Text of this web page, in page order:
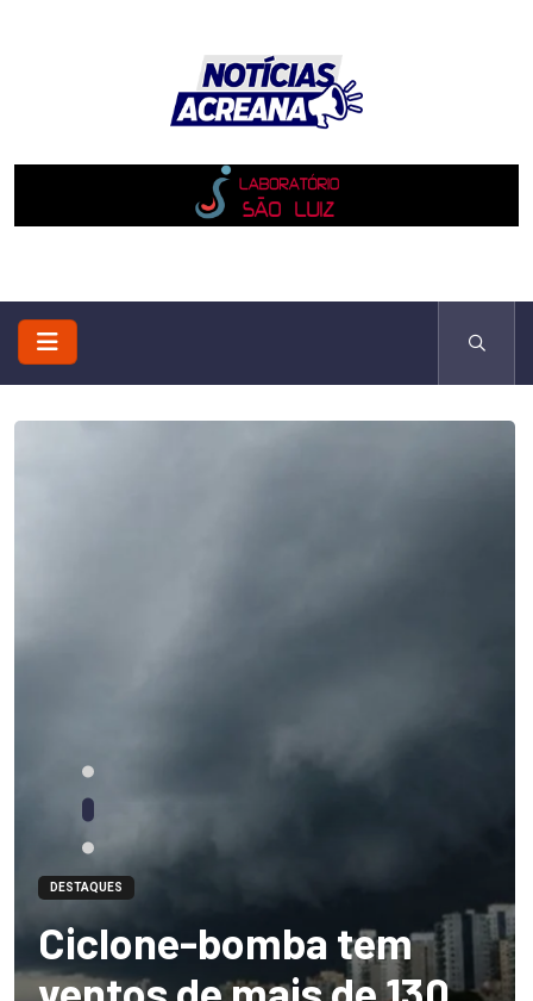
DESTAQUES
Ciclone-bomba tem